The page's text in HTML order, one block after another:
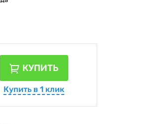
КУПИТЬ
Купить в 1 клик